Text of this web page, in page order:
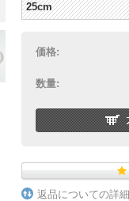
25cm
価格:
数量:
返品についての詳